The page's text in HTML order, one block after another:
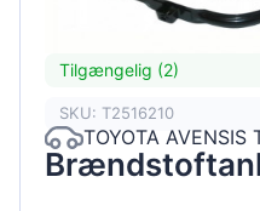
Tilgængelig (2)
SKU: T2516210
TOYOTA